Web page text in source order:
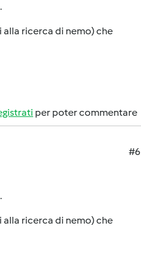
alla ricerca di nemo) che
per poter commentare
#6
alla ricerca di nemo) che